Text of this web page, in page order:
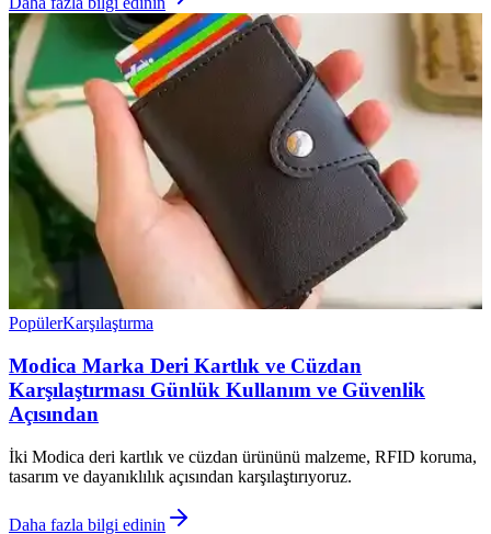
PopülerKarşılaştırma
Modica Marka Deri Kartlık ve Cüzdan
Karşılaştırması Günlük Kullanım ve Güvenlik
Açısından
İki Modica deri kartlık ve cüzdan ürününü malzeme, RFID koruma,
tasarım ve dayanıklılık açısından karşılaştırıyoruz.
Daha fazla bilgi edinin